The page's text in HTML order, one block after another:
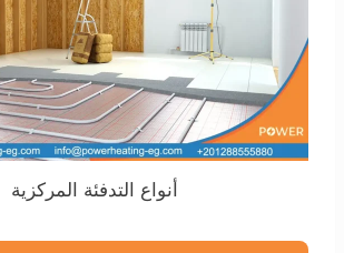
أنواع التدفئة المركزية